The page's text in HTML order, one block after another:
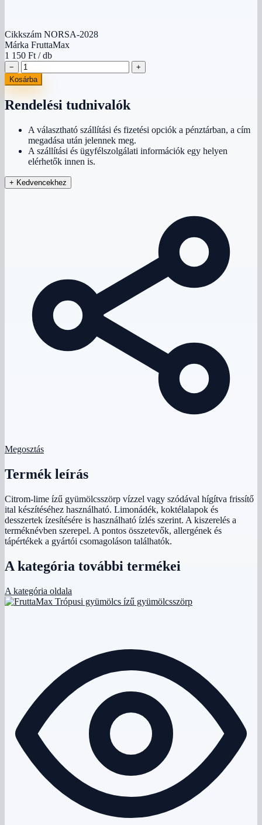
Cikkszám NORSA-2028
Márka FruttaMax
1 150 Ft/ db
−
+
Kosárba
Rendelési tudnivalók
A választható szállítási és fizetési opciók a pénztárban, a cím
megadása után jelennek meg.
A szállítási és ügyfélszolgálati információk egy helyen
elérhetők innen is.
+ Kedvencekhez
Megosztás
Termék leírás
Citrom-lime ízű gyümölcsszörp vízzel vagy szódával hígítva frissítő
ital készítéséhez használható. Limonádék, koktélalapok és
desszertek ízesítésére is használható ízlés szerint. A kiszerelés a
terméknévben szerepel. A pontos összetevők, allergének és
tápértékek a gyártói csomagoláson találhatók.
A kategória további termékei
A kategória oldala